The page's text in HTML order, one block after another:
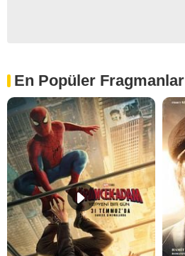
En Popüler Fragmanlar